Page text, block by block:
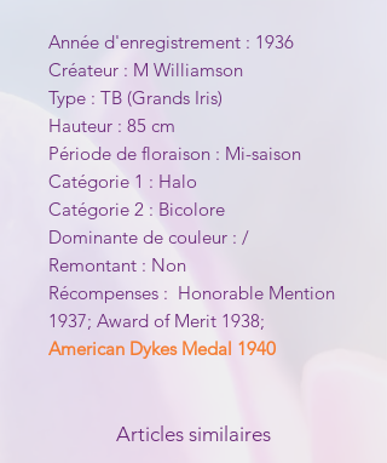
Année d'enregistrement : 1936
Créateur : M Williamson
Type : TB (Grands Iris)
Hauteur : 85 cm
Période de floraison : Mi-saison
Catégorie 1 : Halo
Catégorie 2 : Bicolore
Dominante de couleur : /
Remontant : Non
Récompenses : Honorable Mention
1937; Award of Merit 1938;
American Dykes Medal 1940
Articles similaires